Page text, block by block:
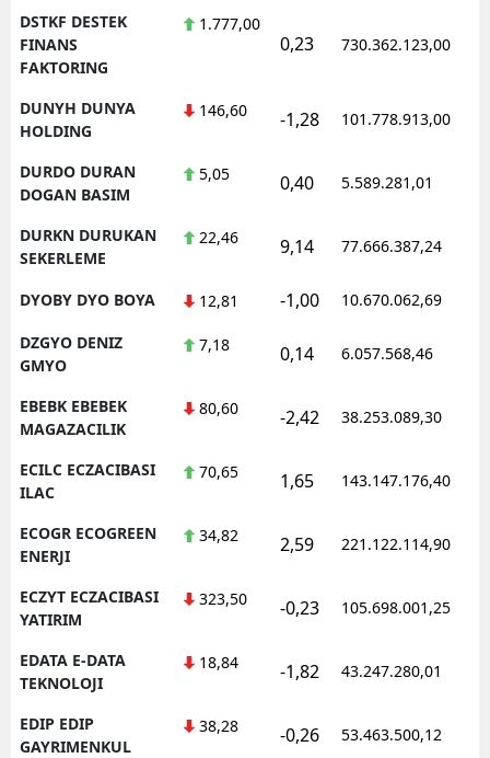
DSTKF DESTEK
FINANS
FAKTORING
1.777,00
0,23 730.362.123,00
DUNYH DUNYA
HOLDING
146,60 -1,28 101.778.913,00
DURDO DURAN
DOGAN BASIM
5,05 0,40 5.589.281,01
DURKN DURUKAN
SEKERLEME
22,46 9,14 77.666.387,24
DYOBY DYO BOYA 12,81 -1,00 10.670.062,69
DZGYO DENIZ
GMYO
7,18 0,14 6.057.568,46
EBEBK EBEBEK
MAGAZACILIK
80,60 -2,42 38.253.089,30
ECILC ECZACIBASI
ILAC
70,65 1,65 143.147.176,40
ECOGR ECOGREEN
ENERJI
34,82 2,59 221.122.114,90
ECZYT ECZACIBASI
YATIRIM
323,50 -0,23 105.698.001,25
EDATA E-DATA
TEKNOLOJI
18,84 -1,82 43.247.280,01
EDIP EDIP
GAYRIMENKUL
38,28 -0,26 53.463.500,12